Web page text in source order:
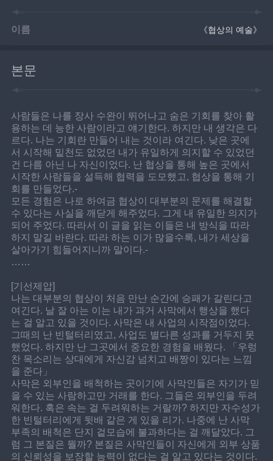
이름 《협상의 예술》
본문
사람들은 나를 장사 수완이 뛰어나고 숨은 기회를 찾아 활
용하는 데 능한 사람이라고 얘기한다. 하지만 내 생각은 다
르다. 나는 기회란 만들어 내는 것이라 여긴다. 낮은 곳에
서 시작해 밑천도 없었던 내가 유일하게 의지할 수 있었던
건 다름 아닌 나 자신이었다. 난 협상을 통해 높은 곳에서
시작한 사람들을 설득해 협력을 도모했고, 협상을 통해 기
회를 만들었다.-
모든 경험은 나로 하여금 협상이 대부분의 문제를 해결할
수 있다는 사실을 깨닫게 해주었다. 그게 내 유일한 의지가
되어 주었다. 따라서 이 글을 읽는 이들은 내 방식을 따라
하지 말길 바란다. 따라 하는 이가 많을수록, 내가 세상을
살아가기 힘들어지니까 말이다.-
……
[기선제압]
나는 대부분의 협상이 처음 만난 순간에 승패가 갈린다고
여긴다. 날 잘 아는 이는 내가 과거 사막에서 행상을 했다
는 걸 알고 있을 것이다. 사막은 내 사업의 시작점이었다.
그때의 난 빈털터리였고, 사업도 별다른 성과를 거두지 못
했었다. 하지만 난 그곳에서 중요한 경험을 배웠다. 「우렁
찬 목소리는 상대에게 자신감 넘치고 배짱이 있다는 느낌
을 준다」
사막은 외부인을 배척하는 곳이기에 사막인들은 자기가 믿
을 수 있는 사람하고만 거래를 한다. 그들은 외부인을 두려
워한다. 혹은 속는 걸 두려워하는 거랄까? 하지만 자수성가
한 빈털터리에게 뒷배 같은 게 있을 리가. 나중에 난 사막
부족의 배척은 단지 겉모습에 불과하다는 걸 깨달았다. 그
럼 그 본질은 뭘까? 본질은 사막인들이 자신에게 외부 상품
의 신뢰성을 보장할 능력이 없다는 걸 알고 있다는 것이다.